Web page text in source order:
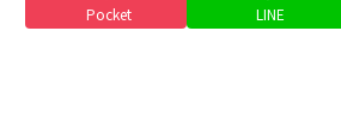
Pocket LINE